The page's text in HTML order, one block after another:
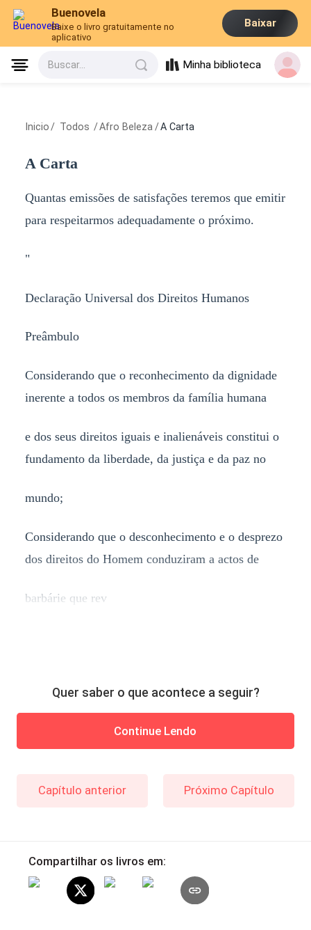
Buenovela
Baixe o livro gratuitamente no
aplicativo
Baixar
Buscar... Minha biblioteca
Inicio / Todos /Afro Beleza /A Carta
A Carta
Quantas emissões de satisfações teremos que emitir
para respeitarmos adequadamente o próximo.
"
Declaração Universal dos Direitos Humanos
Preâmbulo
Considerando que o reconhecimento da dignidade
inerente a todos os membros da família humana
e dos seus direitos iguais e inalienáveis constitui o
fundamento da liberdade, da justiça e da paz no
mundo;
Considerando que o desconhecimento e o desprezo
dos direitos do Homem conduziram a actos de
barbárie que rev
Quer saber o que acontece a seguir?
Continue Lendo
Capítulo anterior Próximo Capítulo
Compartilhar os livros em: